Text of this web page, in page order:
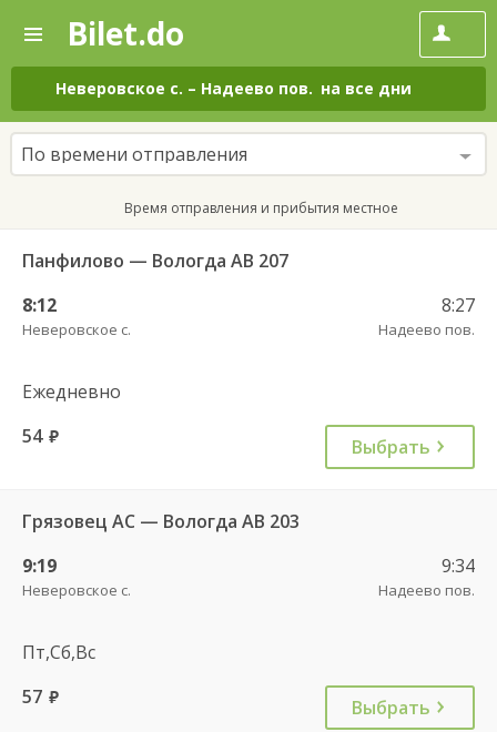
—
Поиск
и
покупка
билетов
на
автобус
онлайн
Bilet.do
Неверовское с. – Надеево пов. на все дни
По времени отправления
Время отправления и прибытия местное
Панфилово — Вологда АВ 207
8:12
Неверовское с.
8:27
Надеево пов.
Ежедневно
54 руб. Выбрать
Грязовец АС — Вологда АВ 203
9:19
Неверовское с.
9:34
Надеево пов.
Пт,Сб,Вс
57 руб. Выбрать